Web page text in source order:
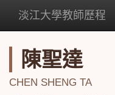
淡江大學教師歷程
陳聖達
CHEN SHENG TA